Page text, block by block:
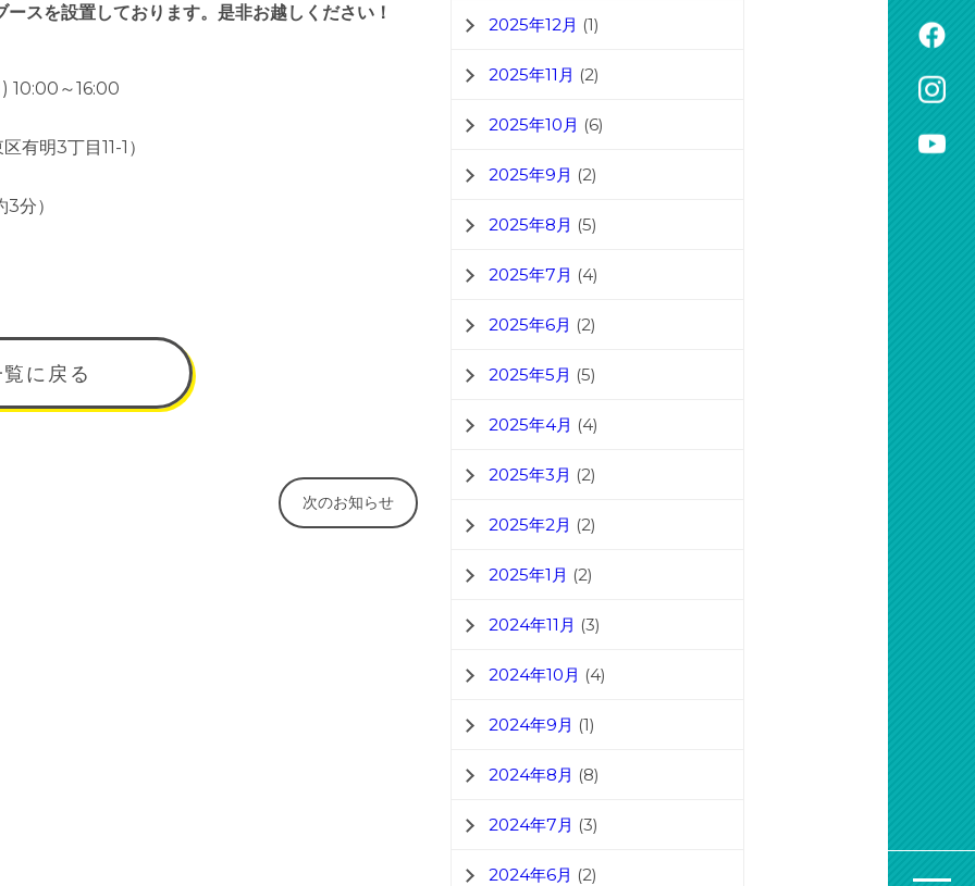
スを設置しております。是非お越しください！
10:00～16:00
明3丁目11-1）
分）
覧に戻る
次のお知らせ
2025年12月 (1)
2025年11月 (2)
2025年10月 (6)
2025年9月 (2)
2025年8月 (5)
2025年7月 (4)
2025年6月 (2)
2025年5月 (5)
2025年4月 (4)
2025年3月 (2)
2025年2月 (2)
2025年1月 (2)
2024年11月 (3)
2024年10月 (4)
2024年9月 (1)
2024年8月 (8)
2024年7月 (3)
2024年6月 (2)